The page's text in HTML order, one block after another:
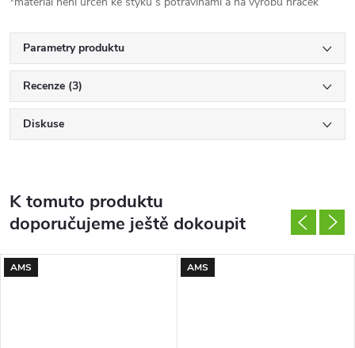
Parametry produktu
Recenze (3)
Diskuse
K tomuto produktu
doporučujeme ještě dokoupit
AMS AMS